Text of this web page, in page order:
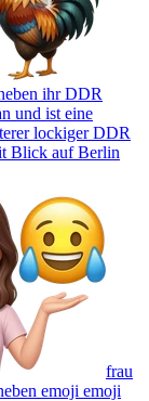
ihr DDR
und ist eine
lockiger DDR
Blick auf Berlin
frau
emoji emoji